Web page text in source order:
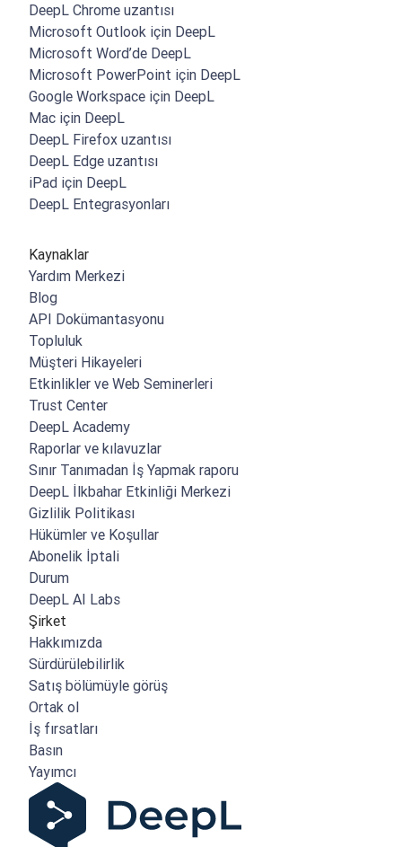
DeepL Chrome uzantısı
Microsoft Outlook için DeepL
Microsoft Word’de DeepL
Microsoft PowerPoint için DeepL
Google Workspace için DeepL
Mac için DeepL
DeepL Firefox uzantısı
DeepL Edge uzantısı
iPad için DeepL
DeepL Entegrasyonları
Kaynaklar
Yardım Merkezi
Blog
API Dokümantasyonu
Topluluk
Müşteri Hikayeleri
Etkinlikler ve Web Seminerleri
Trust Center
DeepL Academy
Raporlar ve kılavuzlar
Sınır Tanımadan İş Yapmak raporu
DeepL İlkbahar Etkinliği Merkezi
Gizlilik Politikası
Hükümler ve Koşullar
Abonelik İptali
Durum
DeepL AI Labs
Şirket
Hakkımızda
Sürdürülebilirlik
Satış bölümüyle görüş
Ortak ol
İş fırsatları
Basın
Yayımcı